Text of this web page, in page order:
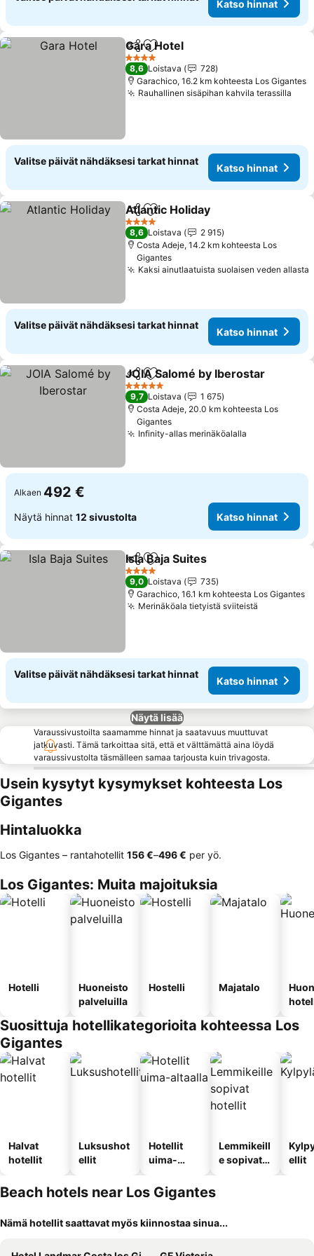
Katso hinnat
Jaa Lisää suosikkeihin
Gara Hotel
4 Tähtiluokitus
8,6 Loistava
728
Garachico, 16.2 km kohteesta Los Gigantes
Rauhallinen sisäpihan kahvila terassilla
Valitse päivät nähdäksesi tarkat hinnat
Katso hinnat
Jaa Lisää suosikkeihin
Atlantic Holiday
4 Tähtiluokitus
8,6 Loistava
2 915
Costa Adeje, 14.2 km kohteesta Los
Gigantes
Kaksi ainutlaatuista suolaisen veden allasta
Valitse päivät nähdäksesi tarkat hinnat
Katso hinnat
Jaa Lisää suosikkeihin
JOIA Salomé by Iberostar
5 Tähtiluokitus
9,7 Loistava
1 675
Costa Adeje, 20.0 km kohteesta Los
Gigantes
Infinity-allas merinäköalalla
Alkaen 492 €
Näytä hinnat 12 sivustolta Katso hinnat
Jaa Lisää suosikkeihin
Isla Baja Suites
4 Tähtiluokitus
9,0 Loistava
735
Garachico, 16.1 km kohteesta Los Gigantes
Merinäköala tietyistä sviiteistä
Valitse päivät nähdäksesi tarkat hinnat
Katso hinnat
Näytä lisää
Varaussivustoilta saamamme hinnat ja saatavuus muuttuvat
jatkuvasti. Tämä tarkoittaa sitä, että et välttämättä aina löydä
varaussivustolta täsmälleen samaa tarjousta kuin trivagosta.
Usein kysytyt kysymykset kohteesta Los
Gigantes
Hintaluokka
Los Gigantes – rantahotellit ‎156 €–‎496 € per yö.
Los Gigantes: Muita majoituksia
Hotelli
Huoneisto
palveluilla
Hostelli Majatalo
Suosittuja hotellikategorioita kohteessa Los
Gigantes
Halvat
hotellit
Luksushot
ellit
Hotellit
uima-
Lemmikeill
e sopivat
ellit
Beach hotels near Los Gigantes
Nämä hotellit saattavat myös kiinnostaa sinua...